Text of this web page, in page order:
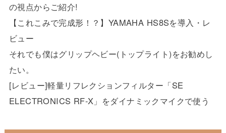
の視点からご紹介!
【これこみで完成形！？】YAMAHA HS8Sを導入・レ
ビュー
それでも僕はグリップヘビー(トップライト)をお勧めし
たい。
[レビュー]軽量リフレクションフィルター「SE
ELECTRONICS RF-X」をダイナミックマイクで使う